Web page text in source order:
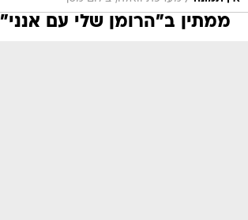
ממתין ב"הרומן שלי עם אנני"